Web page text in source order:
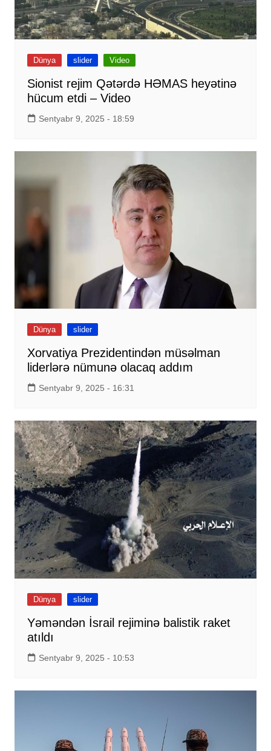
Dünya slider Video
Sionist rejim Qətərdə HƏMAS heyətinə
hücum etdi – Video
Sentyabr 9, 2025 - 18:59
Dünya slider
Xorvatiya Prezidentindən müsəlman
liderlərə nümunə olacaq addım
Sentyabr 9, 2025 - 16:31
Dünya slider
Yəməndən İsrail rejiminə balistik raket
atıldı
Sentyabr 9, 2025 - 10:53